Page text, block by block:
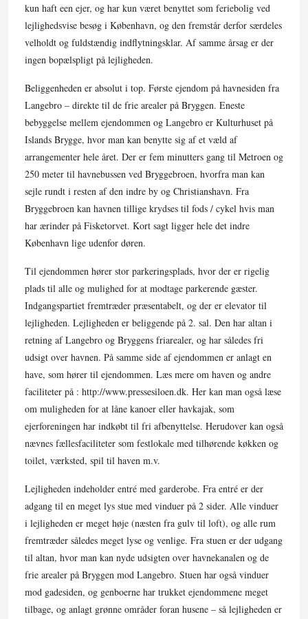
kun haft een ejer, og har kun været benyttet som feriebolig ved
lejlighedsvise besøg i København, og den fremstår derfor særdeles
velholdt og fuldstændig indflytningsklar. Af samme årsag er der
ingen bopælspligt på lejligheden.
Beliggenheden er absolut i top. Første ejendom på havnesiden fra
Langebro – direkte til de frie arealer på Bryggen. Eneste
bebyggelse mellem ejendommen og Langebro er Kulturhuset på
Islands Brygge, hvor man kan benytte sig af et væld af
arrangementer hele året. Der er fem minutters gang til Metroen og
250 meter til havnebussen ved Bryggebroen, hvorfra man kan
sejle rundt i resten af den indre by og Christianshavn. Fra
Bryggebroen kan havnen tillige krydses til fods / cykel hvis man
har ærinder på Fisketorvet. Kort sagt ligger hele det indre
København lige udenfor døren.
Til ejendommen hører stor parkeringsplads, hvor der er rigelig
plads til alle og mulighed for at modtage parkerende gæster.
Indgangspartiet fremtræder præsentabelt, og der er elevator til
lejligheden. Lejligheden er beliggende på 2. sal. Den har altan i
retning af Langebro og Bryggens friarealer, og har således fri
udsigt over havnen. På samme side af ejendommen er anlagt en
have, som hører til ejendommen. Læs mere om haven og andre
faciliteter på : http://www.pressesiloen.dk. Her kan man også læse
om muligheden for at låne kanoer eller havkajak, som
ejerforeningen har indkøbt til fri afbenyttelse. Herudover kan også
nævnes fællesfaciliteter som festlokale med tilhørende køkken og
toilet, værksted, spil til haven m.v.
Lejligheden indeholder entré med garderobe. Fra entré er der
adgang til en meget lys stue med vinduer på 2 sider. Alle vinduer
i lejligheden er meget høje (næsten fra gulv til loft), og alle rum
fremtræder således meget lyse og venlige. Fra stuen er der udgang
til altan, hvor man kan nyde udsigten over havnekanalen og de
frie arealer på Bryggen mod Langebro. Stuen har også vinduer
mod gadesiden, og genboerne har trukket ejendommene meget
tilbage, og anlagt grønne områder foran husene – så lejligheden er